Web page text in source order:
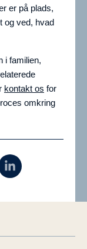
er på plads,
og ved, hvad
i familien,
kontakt os for
omkring